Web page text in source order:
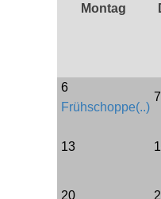
Montag
6
Frühschoppe(..)
7
13
20